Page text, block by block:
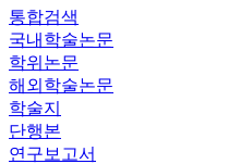
통합검색
국내학술논문
학위논문
해외학술논문
학술지
단행본
연구보고서